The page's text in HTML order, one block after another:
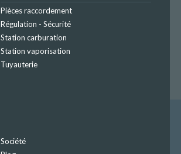
Pièces raccordement
Régulation - Sécurité
Station carburation
Station vaporisation
Tuyauterie
Société